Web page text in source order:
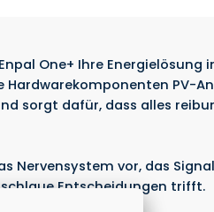
One+ Ihre
Hardwarekomponenten PV-
sorgt dafür, dass alles
Nervensystem vor, das
schlaue Entscheidungen trifft.